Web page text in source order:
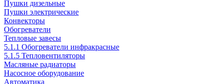
Пушки дизельные
Пушки электрические
Конвекторы
Обогреватели
Тепловые завесы
5.1.1 Обогреватели инфракрасные
5.1.5 Тепловентиляторы
Масляные радиаторы
Насосное оборудование
Автоматика